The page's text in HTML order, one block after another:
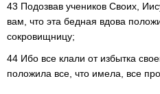
43 Подозвав учеников Своих,
вам, что эта бедная вдова
сокровищницу;
44 Ибо все клали от избытка
положила все, что имела, все